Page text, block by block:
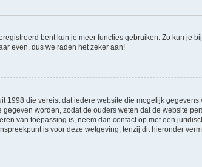
bent kun je meer functies gebruiken. Zo kun je
even, dus we raden het zeker aan!
1998 die vereist dat iedere website die mogelijk
worden, zodat de ouders weten dat de website
van toepassing is, neem dan contact op met een
is voor deze wetgeving, tenzij dit hieronder